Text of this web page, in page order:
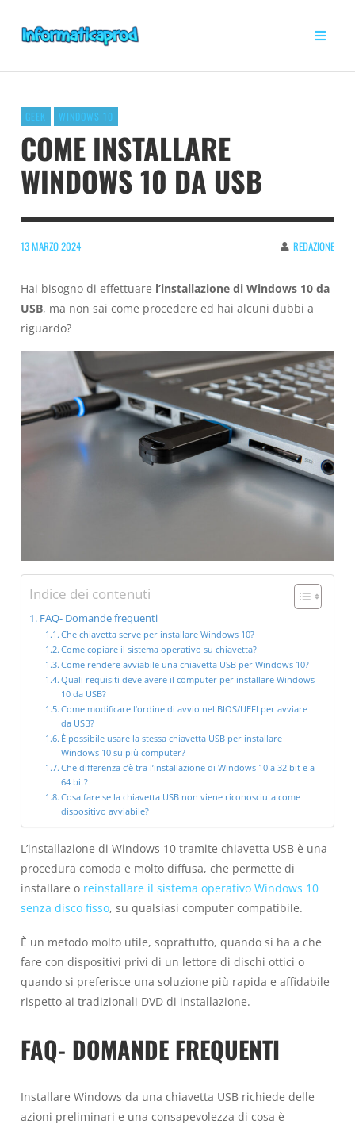
GEEK WINDOWS 10
COME INSTALLARE
WINDOWS 10 DA USB
13 MARZO 2024 REDAZIONE
Hai bisogno di effettuare l’installazione di Windows 10 da
USB, ma non sai come procedere ed hai alcuni dubbi a
riguardo?
Indice dei contenuti
FAQ- Domande frequenti
Che chiavetta serve per installare Windows 10?
Come copiare il sistema operativo su chiavetta?
Come rendere avviabile una chiavetta USB per Windows 10?
Quali requisiti deve avere il computer per installare Windows
10 da USB?
Come modificare l’ordine di avvio nel BIOS/UEFI per avviare
da USB?
È possibile usare la stessa chiavetta USB per installare
Windows 10 su più computer?
Che differenza c’è tra l’installazione di Windows 10 a 32 bit e a
64 bit?
Cosa fare se la chiavetta USB non viene riconosciuta come
dispositivo avviabile?
L’installazione di Windows 10 tramite chiavetta USB è una
procedura comoda e molto diffusa, che permette di
installare o reinstallare il sistema operativo Windows 10
senza disco fisso, su qualsiasi computer compatibile.
È un metodo molto utile, soprattutto, quando si ha a che
fare con dispositivi privi di un lettore di dischi ottici o
quando si preferisce una soluzione più rapida e affidabile
rispetto ai tradizionali DVD di installazione.
FAQ- DOMANDE FREQUENTI
Installare Windows da una chiavetta USB richiede delle
azioni preliminari e una consapevolezza di cosa è